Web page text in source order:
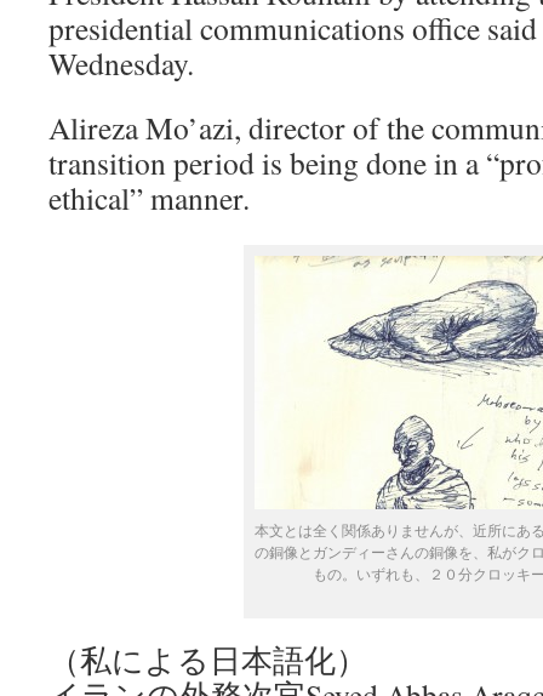
presidential communications office
Wednesday.
Alireza Mo’azi, director of the
transition period is being done in a
ethical” manner.
本文とは全く関係ありませんが、近所にあ
の銅像とガンディーさんの銅像を、私がク
もの。いずれも、２０分クロッキ
（私による日本語化）